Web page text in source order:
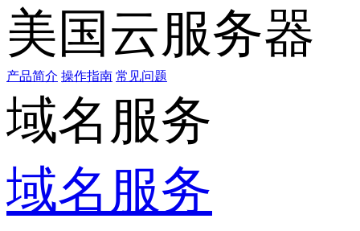
美国云服务器
产品简介 操作指南 常见问题
域名服务
域名服务